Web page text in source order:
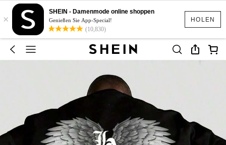
HOLEN
×
SHEIN - Damenmode online shoppen
Genießen Sie App-Special!
(10,830)